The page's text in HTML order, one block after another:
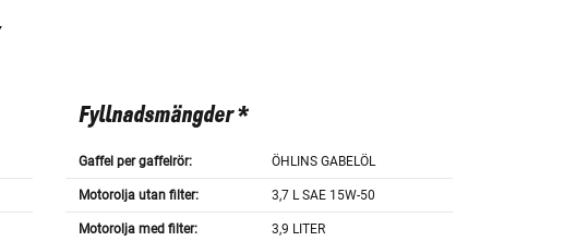
Fyllnadsmängder *
Gaffel per gaffelrör: ÖHLINS GABELÖL
Motorolja utan filter: 3,7 L SAE 15W-50
Motorolja med filter: 3,9 LITER